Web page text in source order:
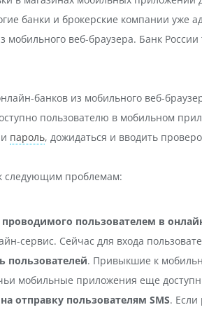
банки и брокерские компании уже
мобильного веб-браузера. Банк
банков из мобильного веб-
пользователю в мобильном
и пароль, дожидаться и вводить
следующим проблемам:
пользователем в
сервис. Сейчас для входа
пользователей. Привыкшие к
мобильные приложения еще
отправку пользователям SMS. Если